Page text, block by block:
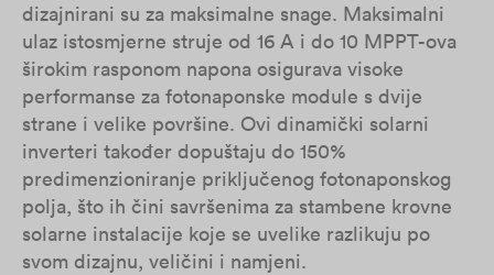
dizajnirani su za maksimalne snage. Maksimalni
ulaz istosmjerne struje od 16 A i do 10 MPPT-ova
širokim rasponom napona osigurava visoke
performanse za fotonaponske module s dvije
strane i velike površine. Ovi dinamički solarni
inverteri također dopuštaju do 150%
predimenzioniranje priključenog fotonaponskog
polja, što ih čini savršenima za stambene krovne
solarne instalacije koje se uvelike razlikuju po
svom dizajnu, veličini i namjeni.